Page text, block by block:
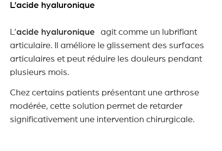
L’acide hyaluronique
L’acide hyaluronique agit comme un lubrifiant
articulaire. Il améliore le glissement des surfaces
articulaires et peut réduire les douleurs pendant
plusieurs mois.
Chez certains patients présentant une arthrose
modérée, cette solution permet de retarder
significativement une intervention chirurgicale.